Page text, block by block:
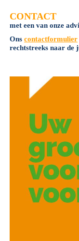
CONTACT
met een van onze
Ons contactformulier
rechtstreeks naar de